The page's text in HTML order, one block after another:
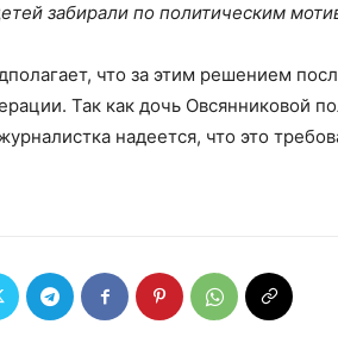
забирали по политическим
что за этим решением
Так как дочь Овсянниковой
надеется, что это